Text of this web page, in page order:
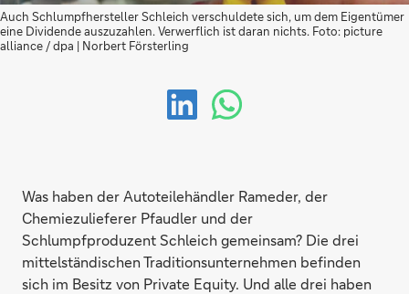
Auch Schlumpfhersteller Schleich verschuldete sich, um dem Eigentümer
eine Dividende auszuzahlen. Verwerflich ist daran nichts. Foto: picture
alliance / dpa | Norbert Försterling
Was haben der Autoteilehändler Rameder, der
Chemiezulieferer Pfaudler und der
Schlumpfproduzent Schleich gemeinsam? Die drei
mittelständischen Traditionsunternehmen befinden
sich im Besitz von Private Equity. Und alle drei haben